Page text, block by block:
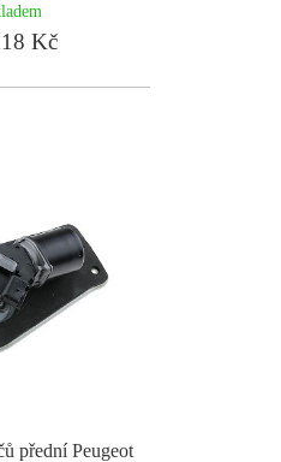
Kč
přední Peugeot